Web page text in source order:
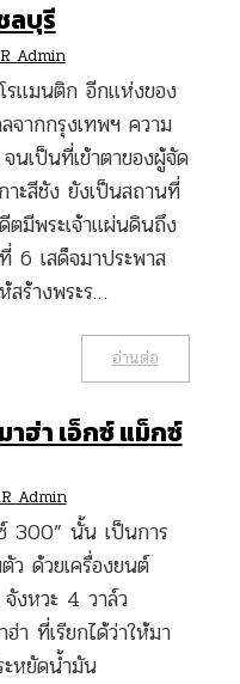
ลบุรี
Admin
รแมนติก อีกแห่งของ
จากกรุงเทพฯ ความ
นเป็นที่เข้าตาของผู้จัด
าะสีชัง ยังเป็นสถานที่
มีพระเจ้าแผ่นดินถึง
6 เสด็จมาประพาส
ร้างพระร…
อ่านต่อ
าฮ่า เอ็กซ์ แม็กซ์
Admin
300” นั้น เป็นการ
ด้วยเครื่องยนต์
งหวะ 4 วาล์ว
า ที่เรียกได้ว่าให้มา
ะหยัดน้ำมัน